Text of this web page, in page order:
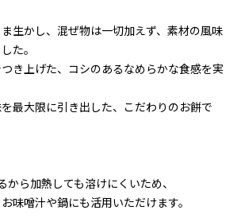
生かし、混ぜ物は一切加えず、素材の風味
た。
き上げた、コシのあるなめらかな食感を実
最大限に引き出した、こだわりのお餅で
から加熱しても溶けにくいため、
味噌汁や鍋にも活用いただけます。